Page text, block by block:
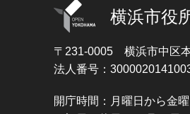
横浜市役
〒231-0005 横浜市中区
法人番号：
開庁時間：月曜日から金